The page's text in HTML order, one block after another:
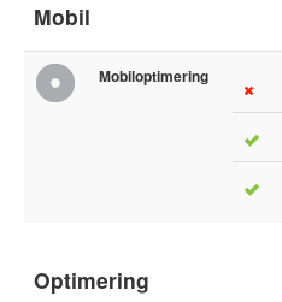
Mobil
Mobiloptimering
Optimering